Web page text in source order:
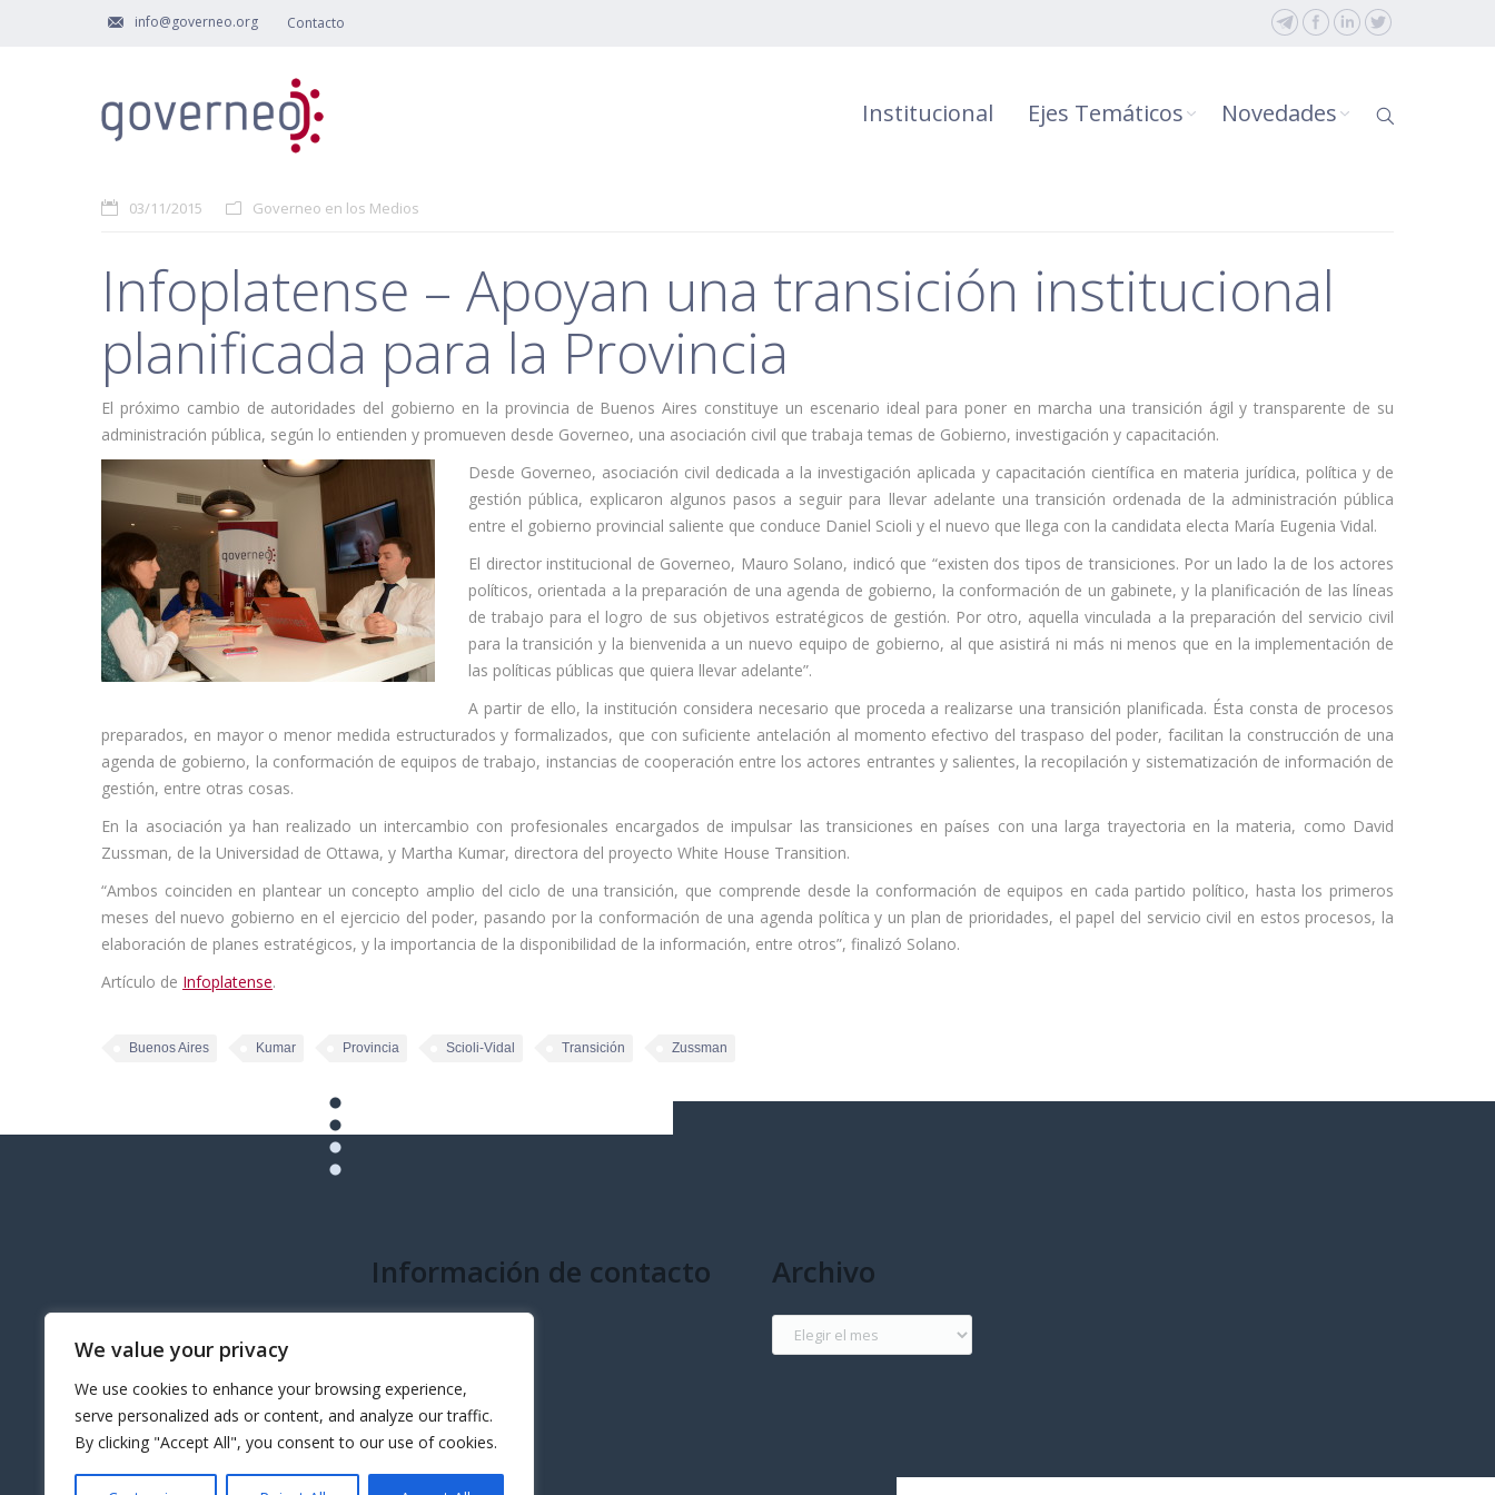
We value your privacy
We use cookies to enhance your browsing experience,
serve personalized ads or content, and analyze our traffic.
By clicking "Accept All", you consent to our use of cookies.
info@governeo.org Contacto
Institucional Ejes Temáticos Novedades
03/11/2015 Governeo en los Medios
Infoplatense – Apoyan una transición institucional
planificada para la Provincia
El próximo cambio de autoridades del gobierno en la provincia de Buenos Aires constituye un escenario ideal para poner en marcha una transición ágil y transparente de su
administración pública, según lo entienden y promueven desde Governeo, una asociación civil que trabaja temas de Gobierno, investigación y capacitación.
Desde Governeo, asociación civil dedicada a la investigación aplicada y capacitación científica en materia jurídica, política y de
gestión pública, explicaron algunos pasos a seguir para llevar adelante una transición ordenada de la administración pública
entre el gobierno provincial saliente que conduce Daniel Scioli y el nuevo que llega con la candidata electa María Eugenia Vidal.
El director institucional de Governeo, Mauro Solano, indicó que “existen dos tipos de transiciones. Por un lado la de los actores
políticos, orientada a la preparación de una agenda de gobierno, la conformación de un gabinete, y la planificación de las líneas
de trabajo para el logro de sus objetivos estratégicos de gestión. Por otro, aquella vinculada a la preparación del servicio civil
para la transición y la bienvenida a un nuevo equipo de gobierno, al que asistirá ni más ni menos que en la implementación de
las políticas públicas que quiera llevar adelante”.
A partir de ello, la institución considera necesario que proceda a realizarse una transición planificada. Ésta consta de procesos
preparados, en mayor o menor medida estructurados y formalizados, que con suficiente antelación al momento efectivo del traspaso del poder, facilitan la construcción de una
agenda de gobierno, la conformación de equipos de trabajo, instancias de cooperación entre los actores entrantes y salientes, la recopilación y sistematización de información de
gestión, entre otras cosas.
En la asociación ya han realizado un intercambio con profesionales encargados de impulsar las transiciones en países con una larga trayectoria en la materia, como David
Zussman, de la Universidad de Ottawa, y Martha Kumar, directora del proyecto White House Transition.
“Ambos coinciden en plantear un concepto amplio del ciclo de una transición, que comprende desde la conformación de equipos en cada partido político, hasta los primeros
meses del nuevo gobierno en el ejercicio del poder, pasando por la conformación de una agenda política y un plan de prioridades, el papel del servicio civil en estos procesos, la
elaboración de planes estratégicos, y la importancia de la disponibilidad de la información, entre otros”, finalizó Solano.
Artículo de Infoplatense.
Buenos Aires Kumar Provincia Scioli-Vidal Transición Zussman
Información de contacto Archivo
Archivo